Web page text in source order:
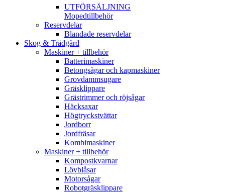
UTFÖRSÄLJNING
Mopedtillbehör
Reservdelar
Blandade reservdelar
Skog & Trädgård
Maskiner + tillbehör
Batterimaskiner
Betongsågar och kapmaskiner
Grovdammsugare
Gräsklippare
Grästrimmer och röjsågar
Häcksaxar
Högtryckstvättar
Jordborr
Jordfräsar
Kombimaskiner
Maskiner + tillbehör
Kompostkvarnar
Lövblåsar
Motorsågar
Robotgräsklippare